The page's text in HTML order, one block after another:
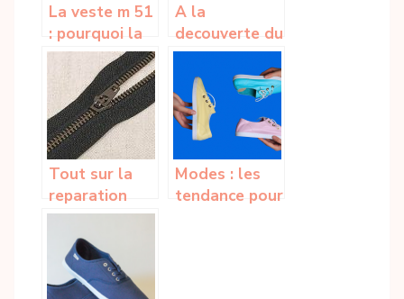
La veste m 51
: pourquoi la
choisir et
quelles sont
ses
differentes
matieres de
fabrication ?
A la
decouverte du
bijou cœur de
l’ocean
Tout sur la
reparation
d’une
fermeture
eclair
Modes : les
tendance pour